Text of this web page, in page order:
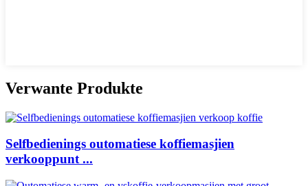
Verwante Produkte
Selfbedienings outomatiese koffiemasjien
verkooppunt ...